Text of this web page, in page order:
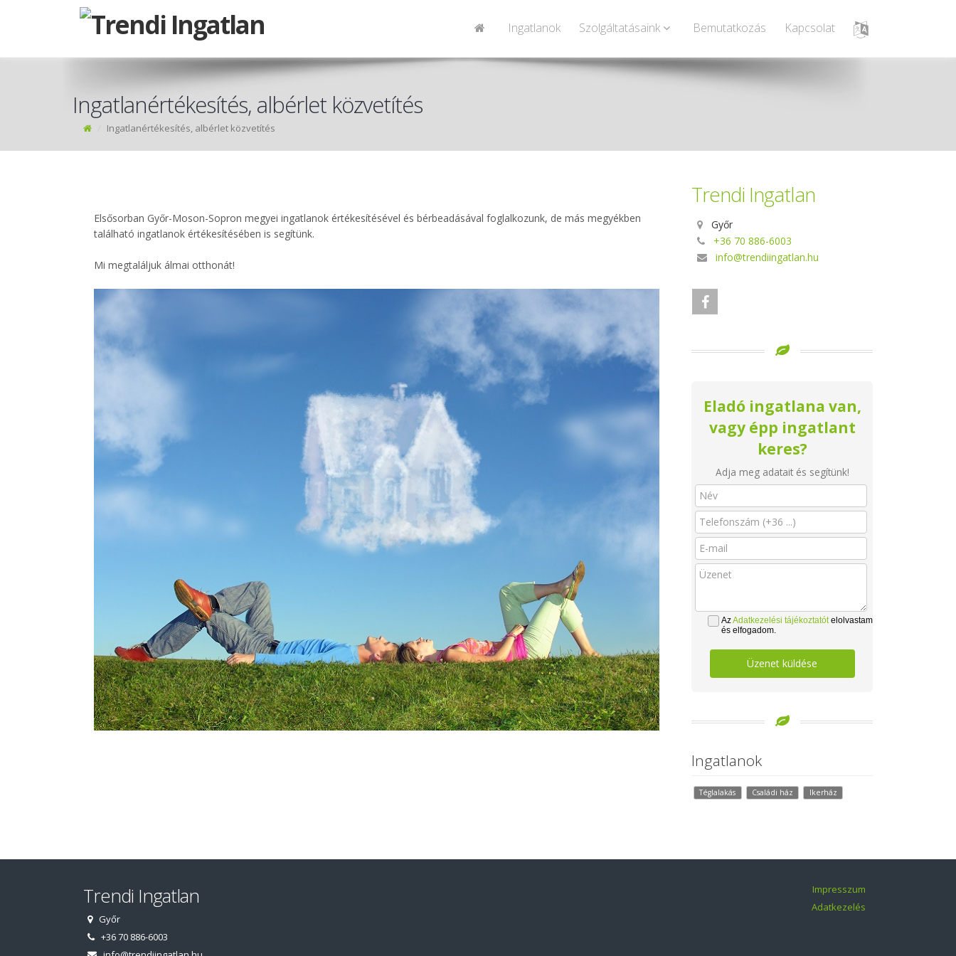
Ingatlanok Szolgáltatásaink Bemutatkozás Kapcsolat
Ingatlanértékesítés, albérlet közvetítés
Ingatlanértékesítés, albérlet közvetítés
Elsősorban Győr-Moson-Sopron megyei ingatlanok értékesítésével és bérbeadásával foglalkozunk, de más megyékben
található ingatlanok értékesítésében is segítünk.
Mi megtaláljuk álmai otthonát!
Trendi Ingatlan
Győr
+36 70 886-6003
info@trendiingatlan.hu
Eladó ingatlana van,
vagy épp ingatlant
keres?
Adja meg adatait és segítünk!
AzAdatkezelési tájékoztatótelolvastam
és elfogadom.
Üzenet küldése
Ingatlanok
Téglalakás Családi ház Ikerház
Trendi Ingatlan
Győr
+36 70 886-6003
Impresszum
Adatkezelés